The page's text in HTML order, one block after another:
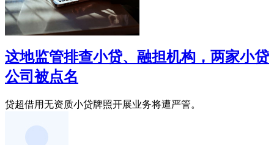
这地监管排查小贷、融担机构，两家小贷
公司被点名
贷超借用无资质小贷牌照开展业务将遭严管。